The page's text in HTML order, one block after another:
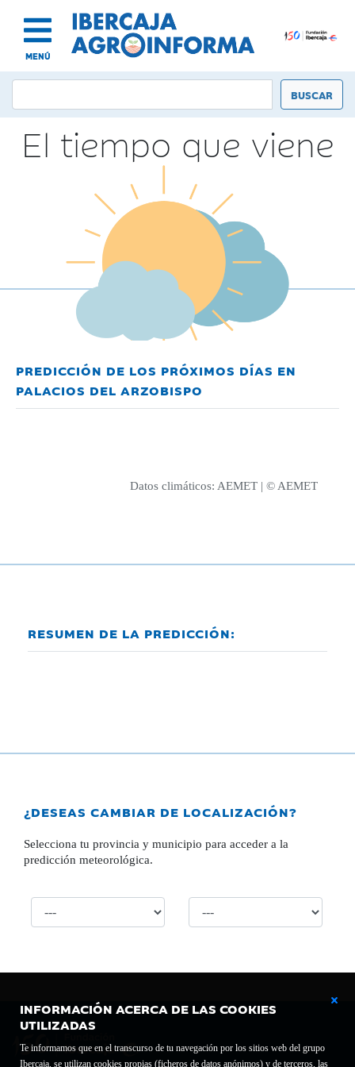
MENÚ
INFORMACIÓN ACERCA DE LAS COOKIES
UTILIZADAS
Te informamos que en el transcurso de tu navegación por los sitios web del grupo
Ibercaja, se utilizan cookies propias (ficheros de datos anónimos) y de terceros, las
El tiempo que viene
PREDICCIÓN DE LOS PRÓXIMOS DÍAS EN
PALACIOS DEL ARZOBISPO
Datos climáticos: AEMET | © AEMET
RESUMEN DE LA PREDICCIÓN:
¿DESEAS CAMBIAR DE LOCALIZACIÓN?
Selecciona tu provincia y municipio para acceder a la
predicción meteorológica.